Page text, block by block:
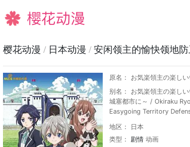
樱花动漫
樱花动漫 / 日本动漫 / 安闲领主的愉快领地防
原名： お気楽領主の楽し
别名： お気楽領主の楽し
城塞都市に～ / Okiraku
Easygoing Territory
地区： 日本
类型： 剧情 动画